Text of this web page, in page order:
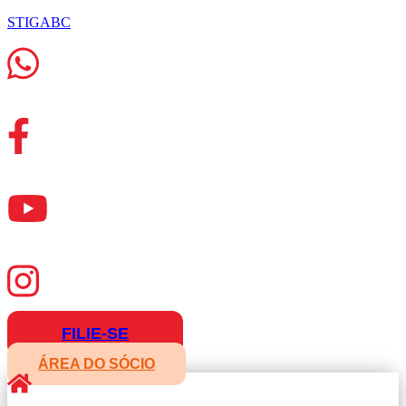
STIGABC
FILIE-SE
ÁREA DO SÓCIO